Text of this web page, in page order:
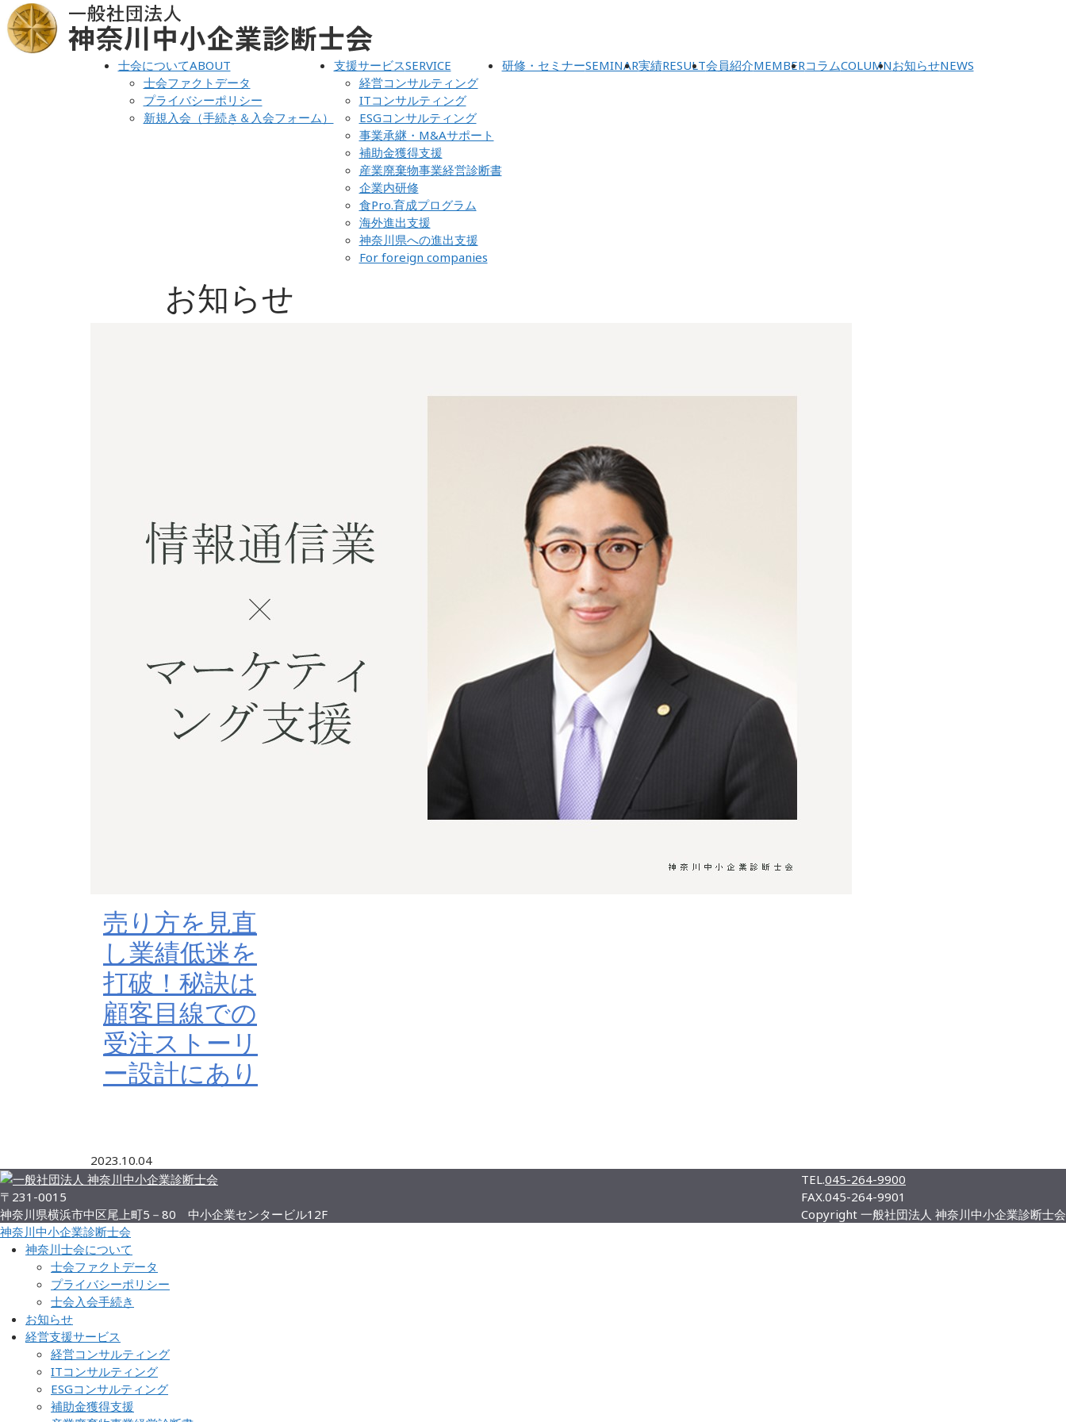
士会についてABOUT
士会ファクトデータ
プライバシーポリシー
新規入会（手続き＆入会フォーム）
支援サービスSERVICE
経営コンサルティング
ITコンサルティング
ESGコンサルティング
事業承継・M&Aサポート
補助金獲得支援
産業廃棄物事業経営診断書
企業内研修
食Pro.育成プログラム
海外進出支援
神奈川県への進出支援
For foreign companies
研修・セミナーSEMINAR実績RESULT会員紹介MEMBERコラムCOLUMNお知らせNEWS
お知らせ
売り方を見直
し業績低迷を
打破！秘訣は
顧客目線での
受注ストーリ
ー設計にあり
2023.10.04
〒231-0015
神奈川県横浜市中区尾上町5－80 中小企業センタービル12F
TEL.045-264-9900
FAX.045-264-9901
Copyright 一般社団法人 神奈川中小企業診断士会
神奈川中小企業診断士会
神奈川士会について
士会ファクトデータ
プライバシーポリシー
士会入会手続き
お知らせ
経営支援サービス
経営コンサルティング
ITコンサルティング
ESGコンサルティング
補助金獲得支援